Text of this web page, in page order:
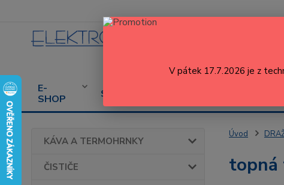
E-
SHOP
SERVIS
KÁVA A TERMOHRNKY
ČISTIČE
Úvod
topná
V pátek 17.7.2026 je z